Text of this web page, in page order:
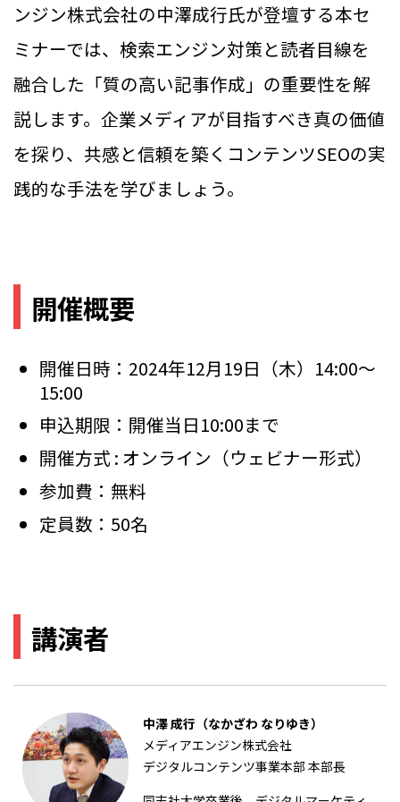
ンジン株式会社の中澤成行氏が登壇する本セ
ミナーでは、検索エンジン対策と読者目線を
融合した「質の高い記事作成」の重要性を解
説します。企業メディアが目指すべき真の価値
を探り、共感と信頼を築くコンテンツSEOの実
践的な手法を学びましょう。
開催概要
開催日時：2024年12月19日（木）14:00～
15:00
申込期限：開催当日10:00まで
開催方式 : オンライン（ウェビナー形式）
参加費：無料
定員数：50名
講演者
中澤 成行（なかざわ なりゆき）
メディアエンジン株式会社
デジタルコンテンツ事業本部 本部長